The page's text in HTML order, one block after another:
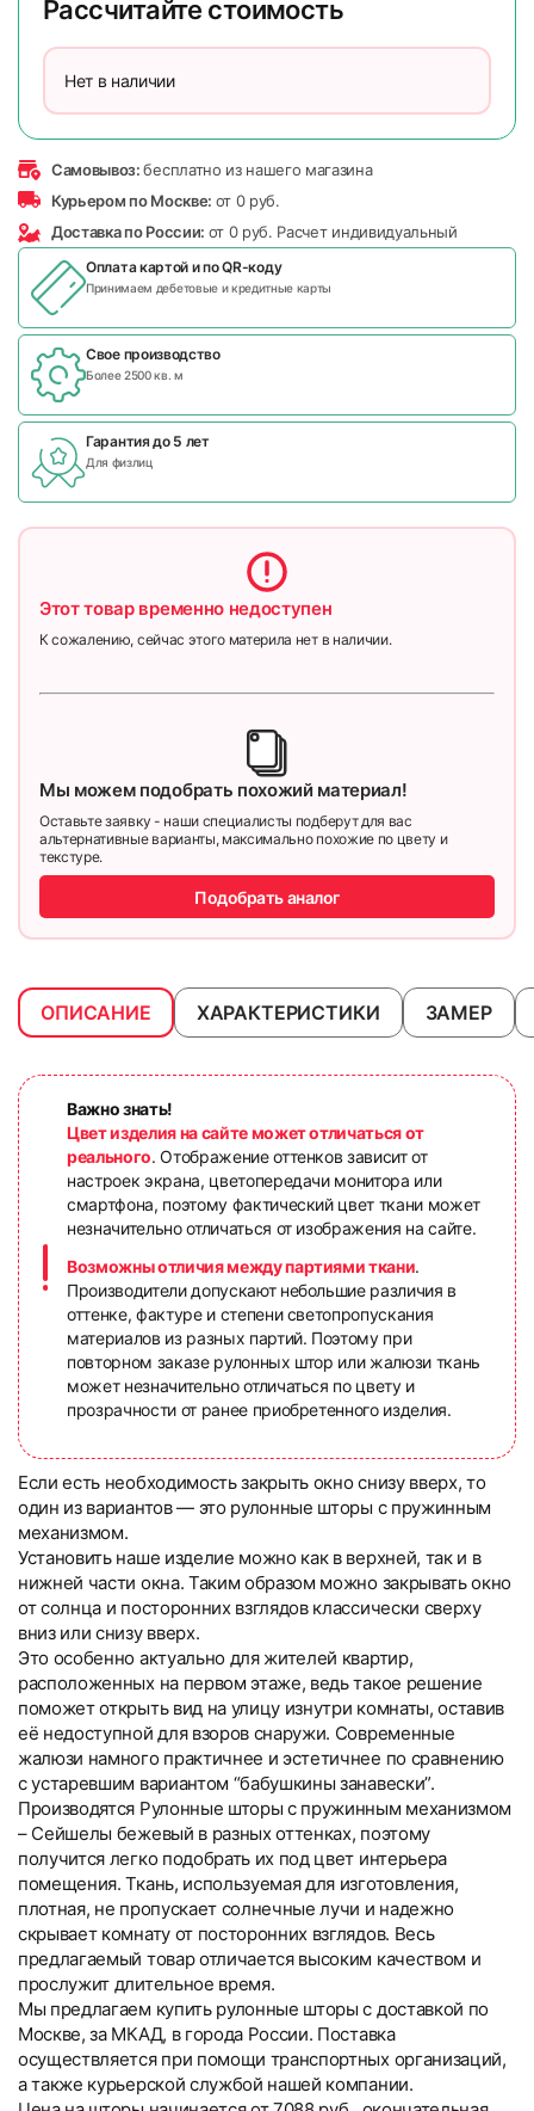
Рассчитайте стоимость
Нет в наличии
Самовывоз:бесплатно из нашего магазина
Курьером по Москве: от 0 руб.
Доставка по России: от 0 руб. Расчет индивидуальный
Оплата картой и поQR-коду
Принимаем дебетовые и кредитные карты
Свое производство
Более 2500 кв. м
Гарантия до 5 лет
Для физлиц
Этот товар временно недоступен
К сожалению, сейчас этого материла нет в наличии.
Мы можем подобрать похожий материал!
Оставьте заявку - наши специалисты подберут для вас
альтернативные варианты, максимально похожие по цвету и
текстуре.
Подобрать аналог
ОПИСАНИЕ ХАРАКТЕРИСТИКИ ЗАМЕР
Важно знать!
Цвет изделия на сайте может отличаться от
реального. Отображение оттенков зависит от
настроек экрана, цветопередачи монитора или
смартфона, поэтому фактический цвет ткани может
незначительно отличаться от изображения на сайте.
Возможны отличия между партиями ткани.
Производители допускают небольшие различия в
оттенке, фактуре и степени светопропускания
материалов из разных партий. Поэтому при
повторном заказе рулонных штор или жалюзи ткань
может незначительно отличаться по цвету и
прозрачности от ранее приобретенного изделия.
Если есть необходимость закрыть окно снизу вверх, то
один из вариантов — это рулонные шторы с пружинным
механизмом.
Установить наше изделие можно как в верхней, так и в
нижней части окна. Таким образом можно закрывать окно
от солнца и посторонних взглядов классически сверху
вниз или снизу вверх.
Это особенно актуально для жителей квартир,
расположенных на первом этаже, ведь такое решение
поможет открыть вид на улицу изнутри комнаты, оставив
её недоступной для взоров снаружи. Современные
жалюзи намного практичнее и эстетичнее по сравнению
с устаревшим вариантом “бабушкины занавески”.
Производятся Рулонные шторы с пружинным механизмом
– Сейшелы бежевый в разных оттенках, поэтому
получится легко подобрать их под цвет интерьера
помещения. Ткань, используемая для изготовления,
плотная, не пропускает солнечные лучи и надежно
скрывает комнату от посторонних взглядов. Весь
предлагаемый товар отличается высоким качеством и
прослужит длительное время.
Мы предлагаем купить рулонные шторы с доставкой по
Москве, за МКАД, в города России. Поставка
осуществляется при помощи транспортных организаций,
а также курьерской службой нашей компании.